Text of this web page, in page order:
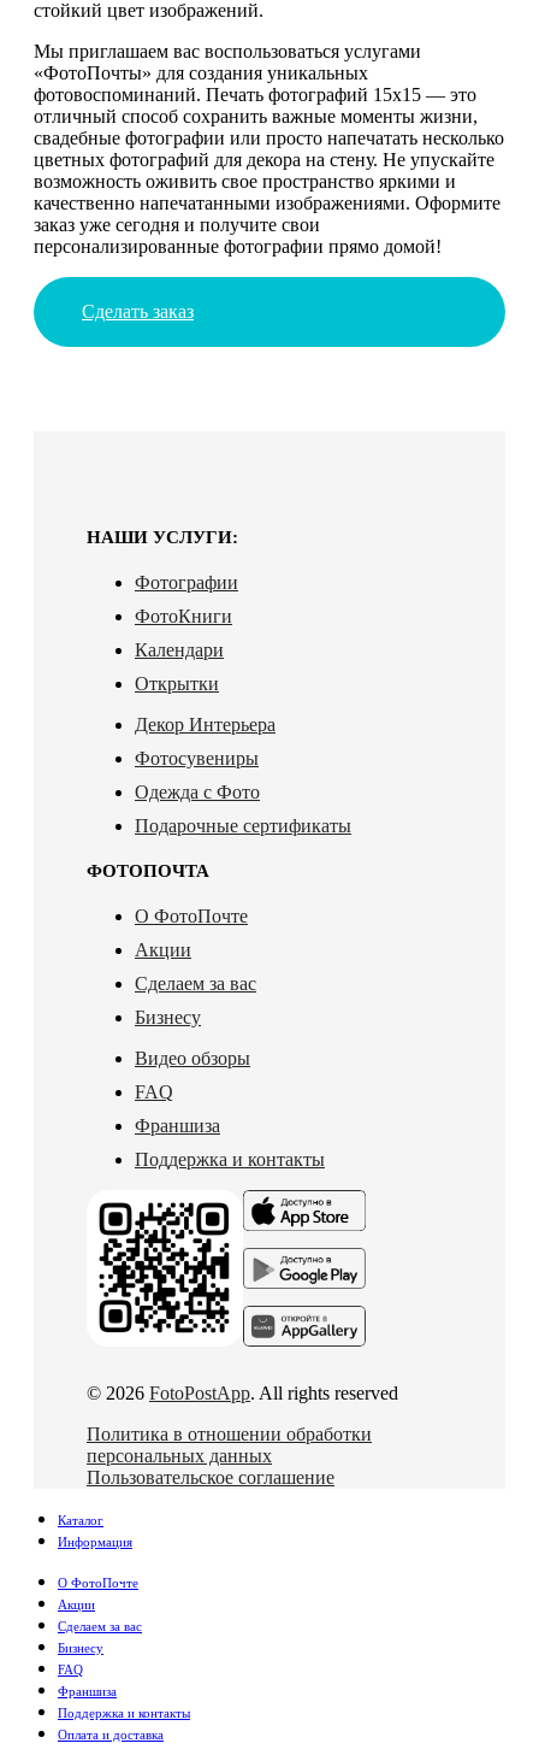
стойкий цвет изображений.
Мы приглашаем вас воспользоваться услугами
«ФотоПочты» для создания уникальных
фотовоспоминаний. Печать фотографий 15х15 — это
отличный способ сохранить важные моменты жизни,
свадебные фотографии или просто напечатать несколько
цветных фотографий для декора на стену. Не упускайте
возможность оживить свое пространство яркими и
качественно напечатанными изображениями. Оформите
заказ уже сегодня и получите свои
персонализированные фотографии прямо домой!
Сделать заказ
НАШИ УСЛУГИ:
Фотографии
ФотоКниги
Календари
Открытки
Декор Интерьера
Фотосувениры
Одежда с Фото
Подарочные сертификаты
ФОТОПОЧТА
О ФотоПочте
Акции
Сделаем за вас
Бизнесу
Видео обзоры
FAQ
Франшиза
Поддержка и контакты
© 2026 FotoPostApp. All rights reserved
Политика в отношении обработки
персональных данных
Пользовательское соглашение
Каталог
Информация
О ФотоПочте
Акции
Сделаем за вас
Бизнесу
FAQ
Франшиза
Поддержка и контакты
Оплата и доставка